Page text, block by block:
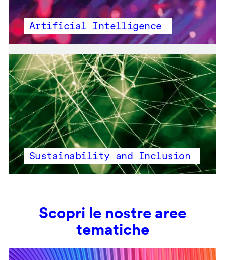
Artificial Intelligence
Sustainability and Inclusion
Scopri le nostre aree
tematiche